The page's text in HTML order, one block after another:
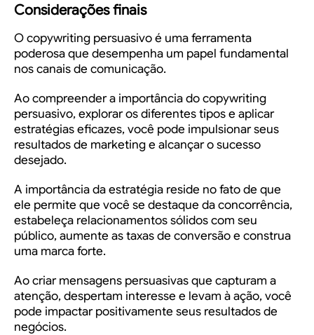
Considerações finais
O copywriting persuasivo é uma ferramenta
poderosa que desempenha um papel fundamental
nos canais de comunicação.
Ao compreender a importância do copywriting
persuasivo, explorar os diferentes tipos e aplicar
estratégias eficazes, você pode impulsionar seus
resultados de marketing e alcançar o sucesso
desejado.
A importância da estratégia reside no fato de que
ele permite que você se destaque da concorrência,
estabeleça relacionamentos sólidos com seu
público, aumente as taxas de conversão e construa
uma marca forte.
Ao criar mensagens persuasivas que capturam a
atenção, despertam interesse e levam à ação, você
pode impactar positivamente seus resultados de
negócios.